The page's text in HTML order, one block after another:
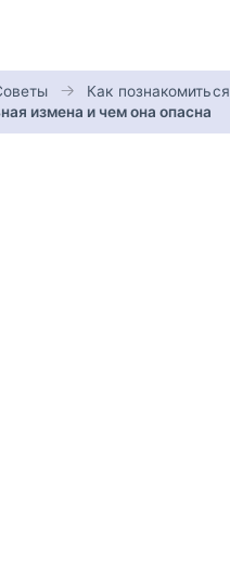
Как познакомиться
измена и чем она опасна